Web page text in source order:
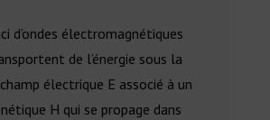
d’ondes électromagnétiques
de l’énergie sous la
électrique E associé à un
H qui se propage dans